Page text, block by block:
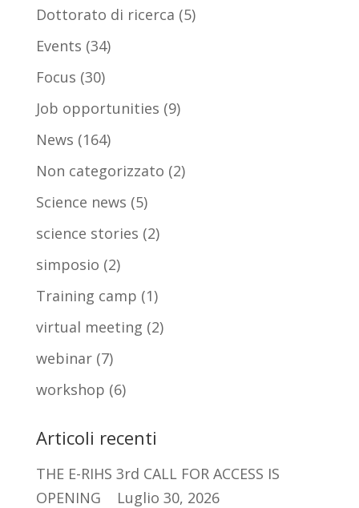
Dottorato di ricerca (5)
Events (34)
Focus (30)
Job opportunities (9)
News (164)
Non categorizzato (2)
Science news (5)
science stories (2)
simposio (2)
Training camp (1)
virtual meeting (2)
webinar(7)
workshop (6)
Articoli recenti
THE E-RIHS 3rd CALL FOR ACCESS IS
OPENING
Luglio 30, 2026